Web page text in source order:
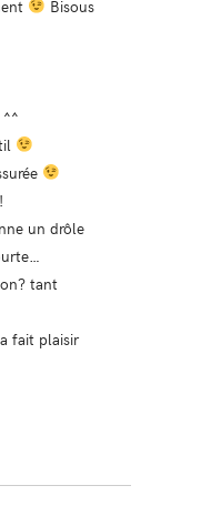
Bisous
un drôle
tant
fait plaisir